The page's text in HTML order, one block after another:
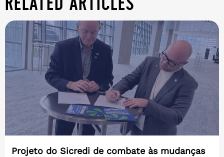
Projeto do Sicredi de combate às mudanças